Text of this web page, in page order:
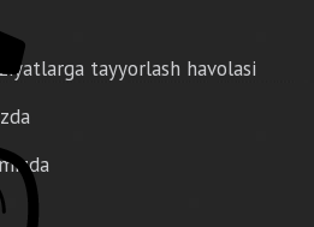
tayyorlash havolasi